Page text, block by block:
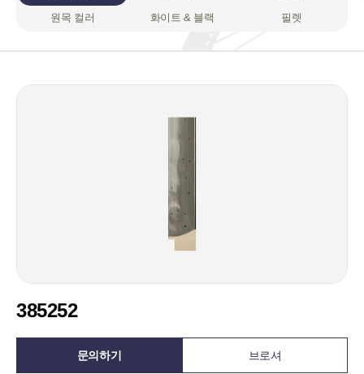
원목 컬러
화이트 & 블랙 필렛
385252
문의하기 브로셔